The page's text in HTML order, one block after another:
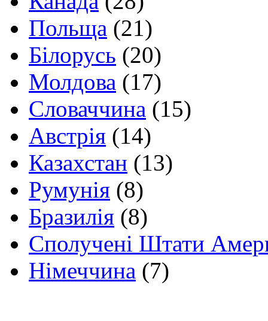
Польща (21)
Білорусь (20)
Молдова (17)
Словаччина (15)
Австрія (14)
Казахстан (13)
Румунія (8)
Бразилія (8)
Сполучені Штати
Німеччина (7)